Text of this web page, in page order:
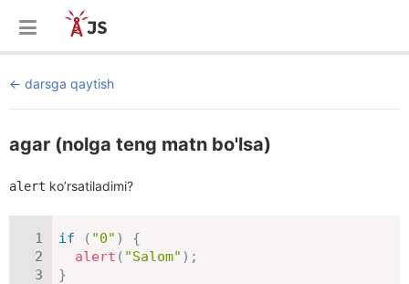
darsga qaytish
agar (nolga teng matn bo'lsa)
alert ko’rsatiladimi?
if ( "0" )
{
alert ( "Salom" ) ;
}